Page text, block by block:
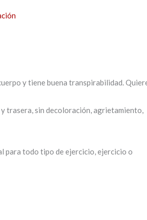
y tiene buena transpirabilidad.
trasera, sin decoloración, agrietamiento,
para todo tipo de ejercicio, ejercicio o